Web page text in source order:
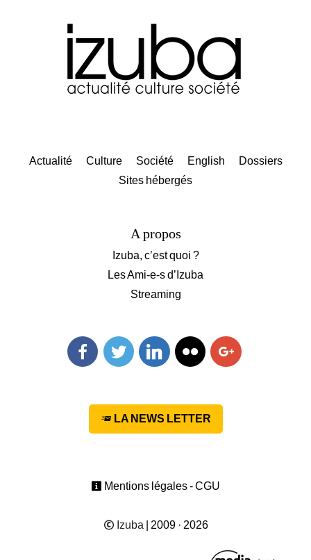
Actualité Culture Société English
Dossiers
Sites hébergés
A propos
Izuba, c’est quoi ?
Les Ami-e-s d’Izuba
Streaming
LA NEWS LETTER
Mentions légales - CGU
Izuba| 2009 · 2026